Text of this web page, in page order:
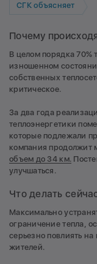
СГК объясняет
Почему
В целом порядка 70%
изношенном
собственных
критическое.
За два года
теплоэнергетики
которые подлежали
компания продолжит
объем до 34 км.
улучшаться.
Что делать
Максимально
ограничение тепла,
серьезно повлиять
жителей.